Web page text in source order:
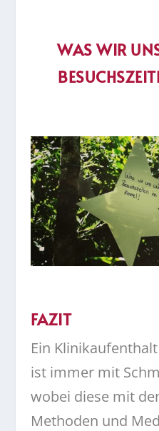
WAS WIR
FAZIT
Ein
ist immer mit
wobei diese mit
Methoden und